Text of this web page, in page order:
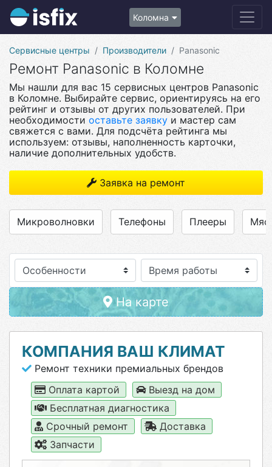
Коломна
Сервисные центры Производители Panasonic
Ремонт Panasonic в Коломне
Мы нашли для вас 15 сервисных центров Panasonic
в Коломне. Выбирайте сервис, ориентируясь на его
рейтинг и отзывы от других пользователей. При
необходимости оставьте заявку и мастер сам
свяжется с вами. Для подсчёта рейтинга мы
используем: отзывы, наполненность карточки,
наличие дополнительных удобств.
Заявка на ремонт
Микроволновки Телефоны Плееры
Особенности
На карте
КОМПАНИЯ ВАШ КЛИМАТ
Ремонт техники премиальных брендов
Оплата картой
Выезд на дом
Бесплатная диагностика
Срочный ремонт
Доставка
Запчасти